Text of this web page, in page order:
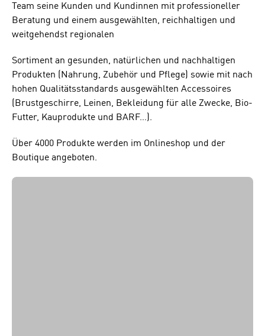
Team seine Kunden und Kundinnen mit professioneller
Beratung und einem ausgewählten, reichhaltigen und
weitgehendst regionalen
Sortiment an gesunden, natürlichen und nachhaltigen
Produkten (Nahrung, Zubehör und Pflege) sowie mit nach
hohen Qualitätsstandards ausgewählten Accessoires
(Brustgeschirre, Leinen, Bekleidung für alle Zwecke, Bio-
Futter, Kauprodukte und BARF…).
Über 4000 Produkte werden im Onlineshop und der
Boutique angeboten.